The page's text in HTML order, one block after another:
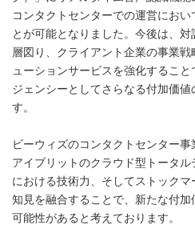
コンタクトセンターでの運営にお
とが可能となりました。今後は、
層図り、クライアント企業の事業
ューションサービスを強化するこ
ジェンシーとしてさらなる付加価
す。
ビーウィズのコンタクトセンター
アイブリットのクラウド型トータ
における技術力、そしてストック
知見を融合することで、新たな付
可能性があると考えております。